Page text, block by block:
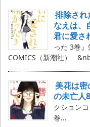
排除さ
なえは、
君に愛さ
った 3巻
COMICS（新潮社）
美花は
の未亡人
クション
巻...